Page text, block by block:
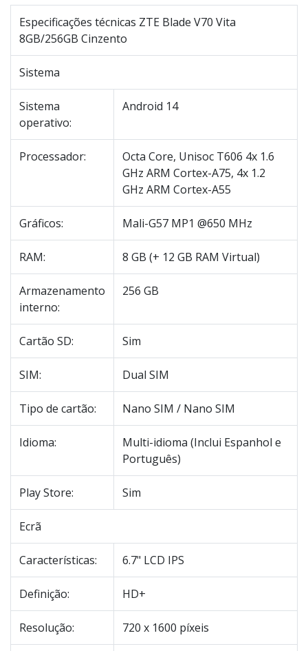
Especificações técnicas ZTE Blade V70 Vita
8GB/256GB Cinzento
Sistema
Sistema
operativo:
Android 14
Processador:
Octa Core, Unisoc T606 4x 1.6
GHz ARM Cortex-A75, 4x 1.2
GHz ARM Cortex-A55
Gráficos: Mali-G57 MP1 @650 MHz
RAM: 8 GB (+ 12 GB RAM Virtual)
Armazenamento
interno:
256 GB
Cartão SD: Sim
SIM: Dual SIM
Tipo de cartão: Nano SIM / Nano SIM
Idioma:
Multi-idioma (Inclui Espanhol e
Português)
Play Store: Sim
Ecrã
Características: 6.7" LCD IPS
Definição: HD+
Resolução: 720 x 1600 píxeis